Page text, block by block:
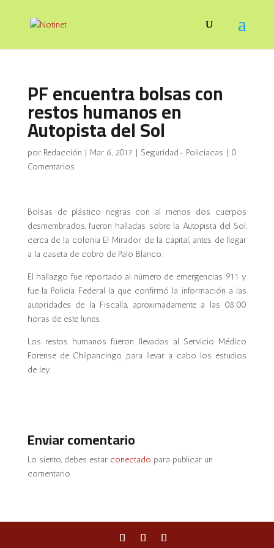
PF encuentra bolsas con
restos humanos en
Autopista del Sol
por Redacción | Mar 6, 2017 | Seguridad- Policiacas | 0
Comentarios
Bolsas de plástico negras con al menos dos cuerpos
desmembrados, fueron halladas sobre la Autopista del Sol,
cerca de la colonia El Mirador de la capital, antes de llegar
a la caseta de cobro de Palo Blanco.
El hallazgo fue reportado al número de emergencias 911 y
fue la Policía Federal la que confirmó la información a las
autoridades de la Fiscalía, aproximadamente a las 08:00
horas de este lunes.
Los restos humanos fueron llevados al Servicio Médico
Forense de Chilpancingo para llevar a cabo los estudios
de ley.
Enviar comentario
Lo siento, debes estar conectado para publicar un
comentario.